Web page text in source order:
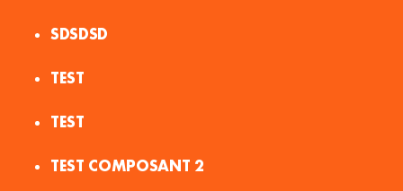
SDSDSD
TEST
TEST
TEST COMPOSANT 2